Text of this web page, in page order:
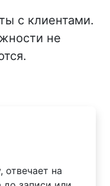
с клиентами.
не
отвечает на